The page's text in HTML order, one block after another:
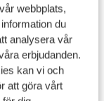
webbplats,
du
analysera vår
erbjudanden.
kan vi och
att göra vårt